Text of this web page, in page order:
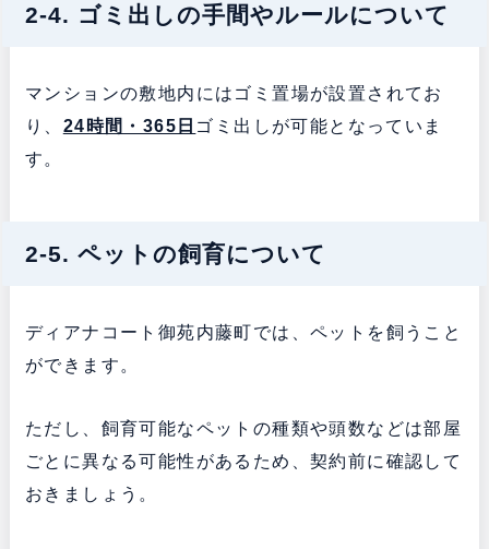
2-4. ゴミ出しの手間やルールについて
マンションの敷地内にはゴミ置場が設置されてお
り、 24時間・365日 ゴミ出しが可能となっていま
す。
2-5. ペットの飼育について
ディアナコート御苑内藤町では、ペットを飼うこと
ができます。
ただし、飼育可能なペットの種類や頭数などは部屋
ごとに異なる可能性があるため、契約前に確認して
おきましょう。